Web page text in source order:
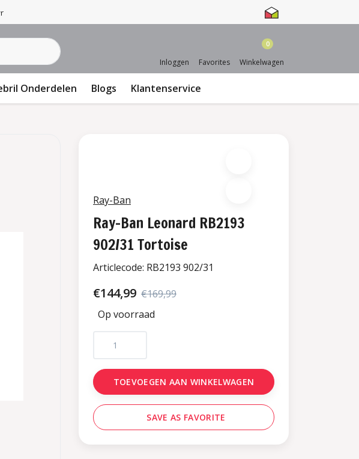
17u
Inloggen Favorites
0
Winkelwagen
Onderdelen Blogs Klantenservice
Ray-Ban
Ray-Ban Leonard RB2193
902/31 Tortoise
Articlecode: RB2193 902/31
€144,99 €169,99
Op voorraad
TOEVOEGEN AAN WINKELWAGEN
SAVE AS FAVORITE